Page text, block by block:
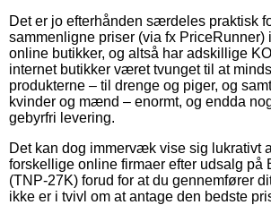
Det er jo efterhånden særdeles praktisk
sammenligne priser (via fx PriceRunner)
online butikker, og altså har adskillige
internet butikker været tvunget til at
produkterne – til drenge og piger, og
kvinder og mænd – enormt, og endda
gebyrfri levering.
Det kan dog immervæk vise sig lukrativt
forskellige online firmaer efter udsalg på
(TNP-27K) forud for at du gennemfører
ikke er i tvivl om at antage den bedste